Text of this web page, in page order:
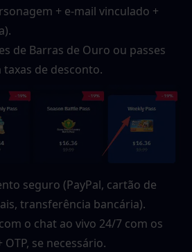
+ e-mail vinculado +
de Barras de Ouro ou passes
taxas de desconto.
seguro (PayPal, cartão de
transferência bancária).
o chat ao vivo 24/7 com os
se necessário.